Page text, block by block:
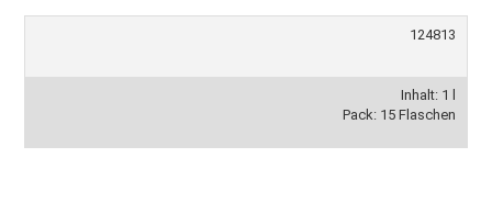
124813
Inhalt: 1 l
Pack: 15 Flaschen